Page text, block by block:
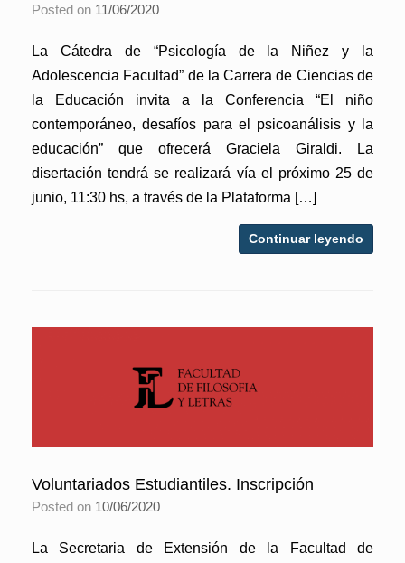
Posted on 11/06/2020
La Cátedra de “Psicología de la Niñez y la
Adolescencia Facultad” de la Carrera de Ciencias de
la Educación invita a la Conferencia “El niño
contemporáneo, desafíos para el psicoanálisis y la
educación” que ofrecerá Graciela Giraldi. La
disertación tendrá se realizará vía el próximo 25 de
junio, 11:30 hs, a través de la Plataforma […]
Continuar leyendo
Voluntariados Estudiantiles. Inscripción
Posted on 10/06/2020
La Secretaria de Extensión de la Facultad de